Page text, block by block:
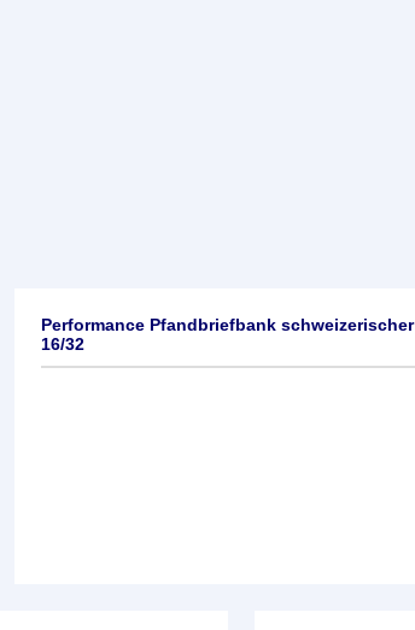
Performance Pfandbriefbank
16/32